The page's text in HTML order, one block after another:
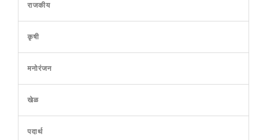
राजकीय
कृषी
मनोरंजन
खेळ
पदार्थ